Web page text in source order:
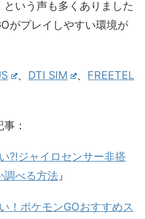
という声も多くありました
がプレイしやすい環境が
、 DTI SIM 、 FREETEL
：
?!ジャイロセンサー非搭
調べる方法 』
！ポケモンGOおすすめス